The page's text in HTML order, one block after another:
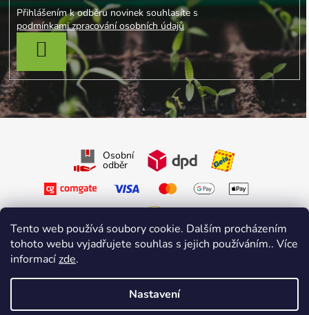
Tento web používá soubory cookie. Dalším procházením
tohoto webu vyjadřujete souhlas s jejich používáním.. Více
informacízde.
Nastavení
Přihlášením k odběru novinek souhlasíte s
podmínkami zpracování osobních údajů
PŘIHLÁSIT SE
Osobní
odběr